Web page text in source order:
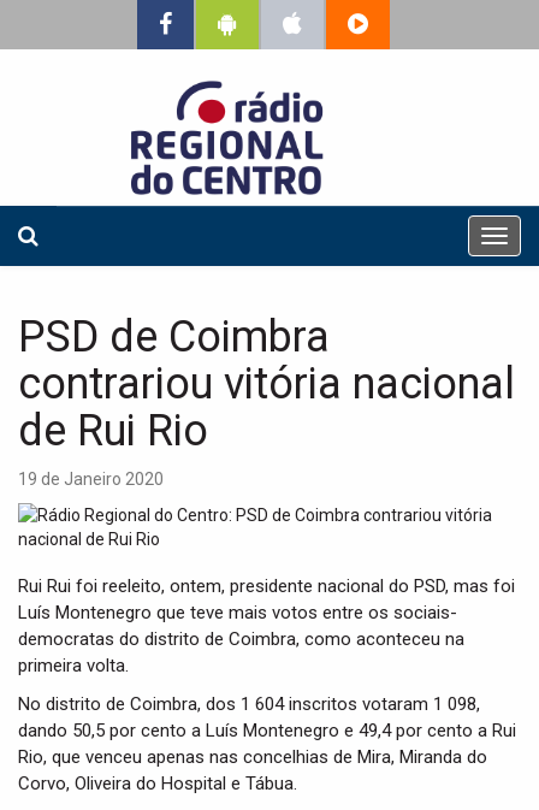
T
o
n
o
PSD de Coimbra
contrariou vitória nacional
de Rui Rio
19 de Janeiro 2020
Rui Rui foi reeleito, ontem, presidente nacional do PSD, mas foi
Luís Montenegro que teve mais votos entre os sociais-
democratas do distrito de Coimbra, como aconteceu na
primeira volta.
No distrito de Coimbra, dos 1 604 inscritos votaram 1 098,
dando 50,5 por cento a Luís Montenegro e 49,4 por cento a Rui
Rio, que venceu apenas nas concelhias de Mira, Miranda do
Corvo, Oliveira do Hospital e Tábua.